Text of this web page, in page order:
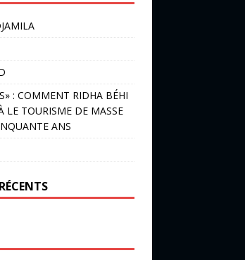
: COMMENT RIDHA BÉHI
LE TOURISME DE MASSE
ANS